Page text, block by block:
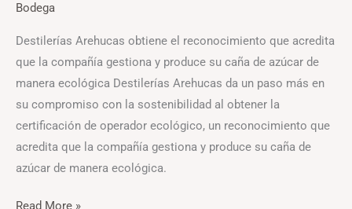
Bodega
Destilerías Arehucas obtiene el reconocimiento que acredita
que la compañía gestiona y produce su caña de azúcar de
manera ecológica Destilerías Arehucas da un paso más en
su compromiso con la sostenibilidad al obtener la
certificación de operador ecológico, un reconocimiento que
acredita que la compañía gestiona y produce su caña de
azúcar de manera ecológica.